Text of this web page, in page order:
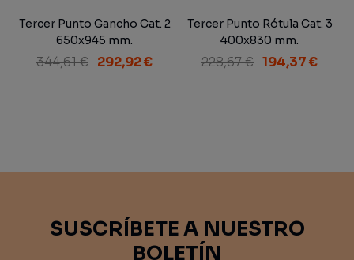
Tercer Punto Gancho Cat. 2
650x945 mm.
344,61 € 292,92 €
Tercer Punto Rótula Cat. 3
400x830 mm.
228,67 € 194,37 €
SUSCRÍBETE A NUESTRO
BOLETÍN